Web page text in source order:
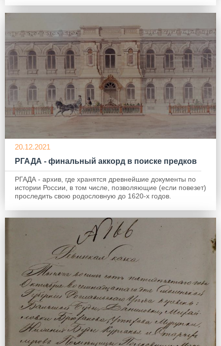
20.12.2021
РГАДА - финальный аккорд в поиске предков
РГАДА - архив, где хранятся древнейшие документы по
истории России, в том числе, позволяющие (если повезет)
проследить свою родословную до 1620-х годов.